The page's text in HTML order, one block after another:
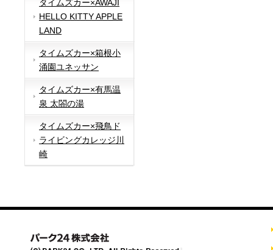
タイムズカー×AWAJI
HELLO KITTY APPLE
LAND
タイムズカー×箱根小
涌園ユネッサン
タイムズカー×有馬温
泉 太閤の湯
タイムズカー×飛鳥ド
ライビングカレッジ川
崎